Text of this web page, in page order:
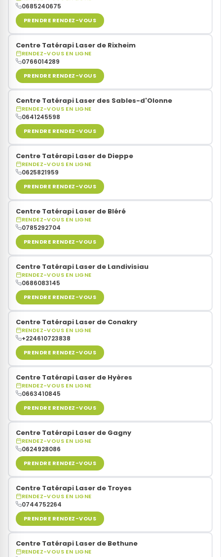
0685240675
PRENDRE RENDEZ-VOUS
Centre Tatérapi Laser de Rixheim
RENDEZ-VOUS EN LIGNE
0766014289
PRENDRE RENDEZ-VOUS
Centre Tatérapi Laser des Sables-d'Olonne
RENDEZ-VOUS EN LIGNE
0641245598
PRENDRE RENDEZ-VOUS
Centre Tatérapi Laser de Dieppe
RENDEZ-VOUS EN LIGNE
0625821959
PRENDRE RENDEZ-VOUS
Centre Tatérapi Laser de Bléré
RENDEZ-VOUS EN LIGNE
0785292704
PRENDRE RENDEZ-VOUS
Centre Tatérapi Laser de Landivisiau
RENDEZ-VOUS EN LIGNE
0686083145
PRENDRE RENDEZ-VOUS
Centre Tatérapi Laser de Conakry
RENDEZ-VOUS EN LIGNE
+224610723838
PRENDRE RENDEZ-VOUS
Centre Tatérapi Laser de Hyères
RENDEZ-VOUS EN LIGNE
0663410845
PRENDRE RENDEZ-VOUS
Centre Tatérapi Laser de Gagny
RENDEZ-VOUS EN LIGNE
0624928086
PRENDRE RENDEZ-VOUS
Centre Tatérapi Laser de Troyes
RENDEZ-VOUS EN LIGNE
0744752264
PRENDRE RENDEZ-VOUS
Centre Tatérapi Laser de Bethune
RENDEZ-VOUS EN LIGNE